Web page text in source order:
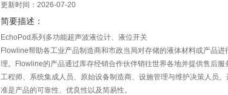
更新时间：2026-07-20
简要描述：
EchoPod系列多功能超声波液位计、液位开关
Flowline帮助各工业产品制造商和市政当局对存储的液体材料或产品进
理。Flowline的产品通过库存经销合作伙伴销往世界各地并提供售后服
工程师、系统集成人员、原始设备制造商、设施管理与维护决策人员
准是产品的可靠性、优良性以及简易性。